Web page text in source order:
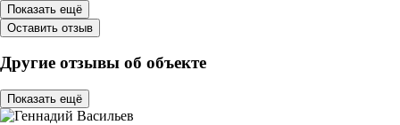
Показать ещё
Оставить отзыв
Другие отзывы об объекте
Показать ещё